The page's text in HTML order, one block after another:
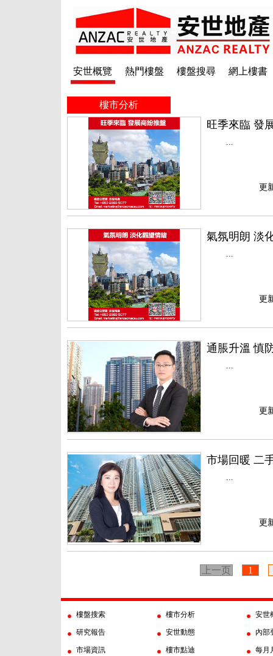
安世概覽 熱門樓盤 樓盤搜尋 網上樓書
樓市分析
旺季來臨 發
...
更
氣氛明朗 淡
...
更
通脹升溫 慎
...
更
市場回暖 二
...
更
上一页 1
樓盤搜索 樓市分析 安世
研究報告 安世動態 內部
市場資訊 樓市點迪 每月